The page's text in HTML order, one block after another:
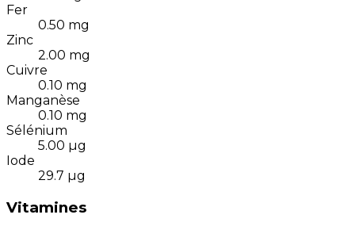
Fer
0.50 mg
Zinc
2.00 mg
Cuivre
0.10 mg
Manganèse
0.10 mg
Sélénium
5.00 µg
Iode
29.7 µg
Vitamines